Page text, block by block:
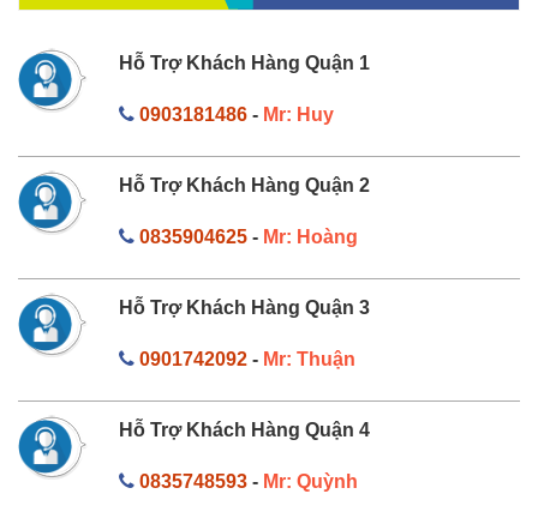
Hỗ Trợ Khách Hàng Quận 1
0903181486- Mr: Huy
Hỗ Trợ Khách Hàng Quận 2
0835904625- Mr: Hoàng
Hỗ Trợ Khách Hàng Quận 3
0901742092- Mr: Thuận
Hỗ Trợ Khách Hàng Quận 4
0835748593- Mr: Quỳnh